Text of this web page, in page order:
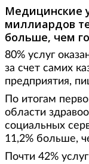
Медицинские
миллиардов
больше, чем
80% услуг
за счет самих
предприятия,
По итогам
области
социальных
11,2% больше,
Почти 42%